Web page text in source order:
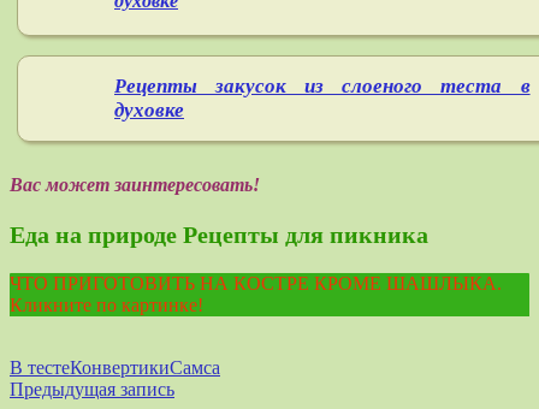
Рецепты закусок из слоеного теста в
духовке
Вас может заинтересовать!
Еда на природе Рецепты для пикника
ЧТО ПРИГОТОВИТЬ НА КОСТРЕ КРОМЕ ШАШЛЫКА.
Кликните по картинке!
В тестеКонвертикиСамса
Навигация
Предыдущая запись